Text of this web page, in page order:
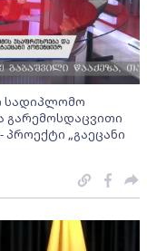
სადიპლომო
გარემოსდაცვითი
„გაეცანი